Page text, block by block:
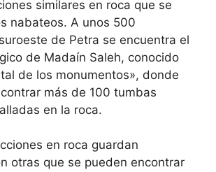
similares en roca que se
nabateos. A unos 500
de Petra se encuentra el
de Madaín Saleh, conocido
de los monumentos», donde
más de 100 tumbas
en la roca.
en roca guardan
otras que se pueden encontrar